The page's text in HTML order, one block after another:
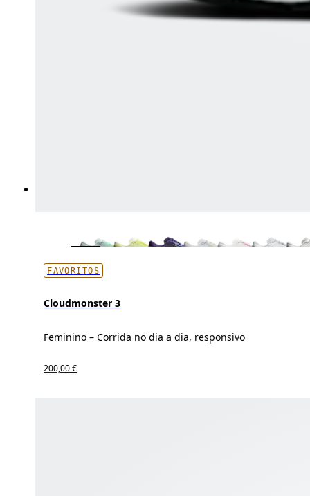
FAVORITOS
Cloudmonster 3
Feminino – Corrida no dia a dia, responsivo
200,00 €